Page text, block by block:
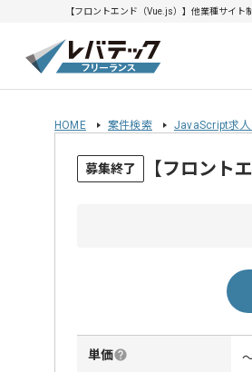
【フロントエンド（Vue.js）】他業種サイ
HOME 案件検索 JavaScript求
募集終了 【フロント
単価